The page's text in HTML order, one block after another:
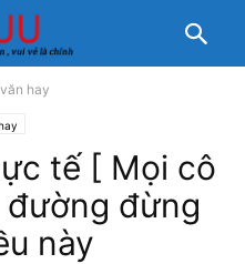
hay
tế [ Mọi cô
đừng
này